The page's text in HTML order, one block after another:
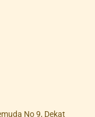
No 9, Dekat